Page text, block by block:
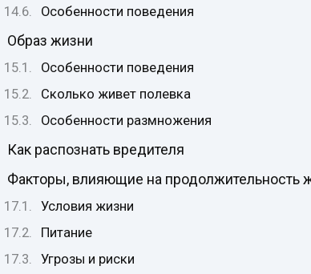
Особенности поведения
Образ жизни
Особенности поведения
Сколько живет полевка
Особенности размножения
Как распознать вредителя
Факторы, влияющие на продолжительность
Условия жизни
Питание
Угрозы и риски